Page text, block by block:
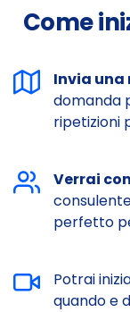
Come
Invia
domanda
ripetizioni
Verrai
perfetto
Potrai
quando e